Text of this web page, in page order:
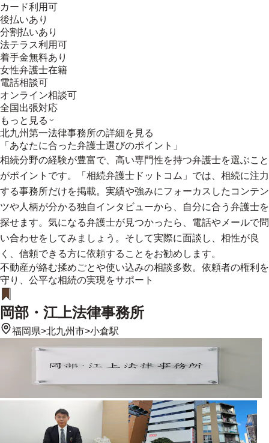
カード利用可
後払いあり
分割払いあり
法テラス利用可
着手金無料あり
女性弁護士在籍
電話相談可
オンライン相談可
全国出張対応
もっと見る
北九州第一法律事務所の詳細を見る
「あなたに合った弁護士選びのポイント」
相続分野の経験が豊富で、高い専門性を持つ弁護士を選ぶこと
がポイントです。「相続弁護士ドットコム」では、相続に注力
する事務所だけを掲載。実績や強みにフォーカスしたコンテン
ツや人柄が分かる独自インタビューから、自分に合う弁護士を
探せます。気になる弁護士が見つかったら、電話やメールで問
い合わせをしてみましょう。そして実際に面談し、相性が良
く、信頼できる方に依頼することをお勧めします。
不動産が絡む揉めごとや使い込みの相談多数。依頼者の権利を
守り、公平な相続の実現をサポート
岡部・江上法律事務所
福岡県>北九州市>小倉駅